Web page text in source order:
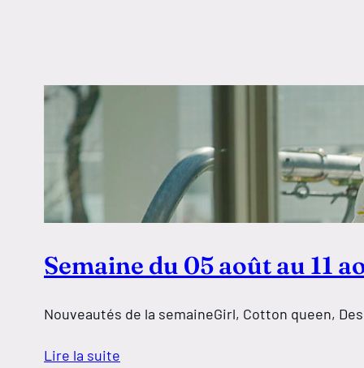
Semaine du 05 août au 11
Nouveautés de la semaineGirl, Cotton queen,
Lire la suite